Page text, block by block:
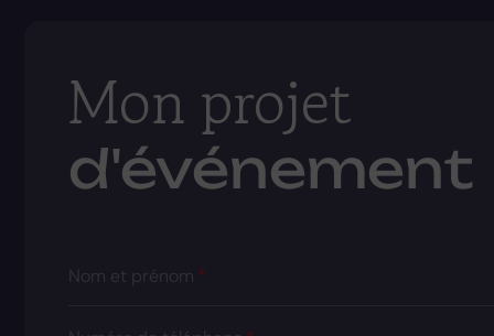
Mon projet
d'événement
Nom et prénom